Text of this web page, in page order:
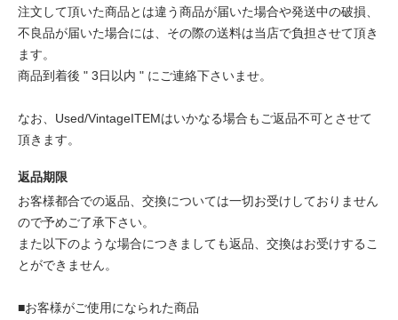
注文して頂いた商品とは違う商品が届いた場合や発送中の破損、
不良品が届いた場合には、その際の送料は当店で負担させて頂き
ます。
商品到着後 " 3日以内 " にご連絡下さいませ。
なお、Used/VintageITEMはいかなる場合もご返品不可とさせて
頂きます。
返品期限
お客様都合での返品、交換については一切お受けしておりません
ので予めご了承下さい。
また以下のような場合につきましても返品、交換はお受けするこ
とができません。
■お客様がご使用になられた商品